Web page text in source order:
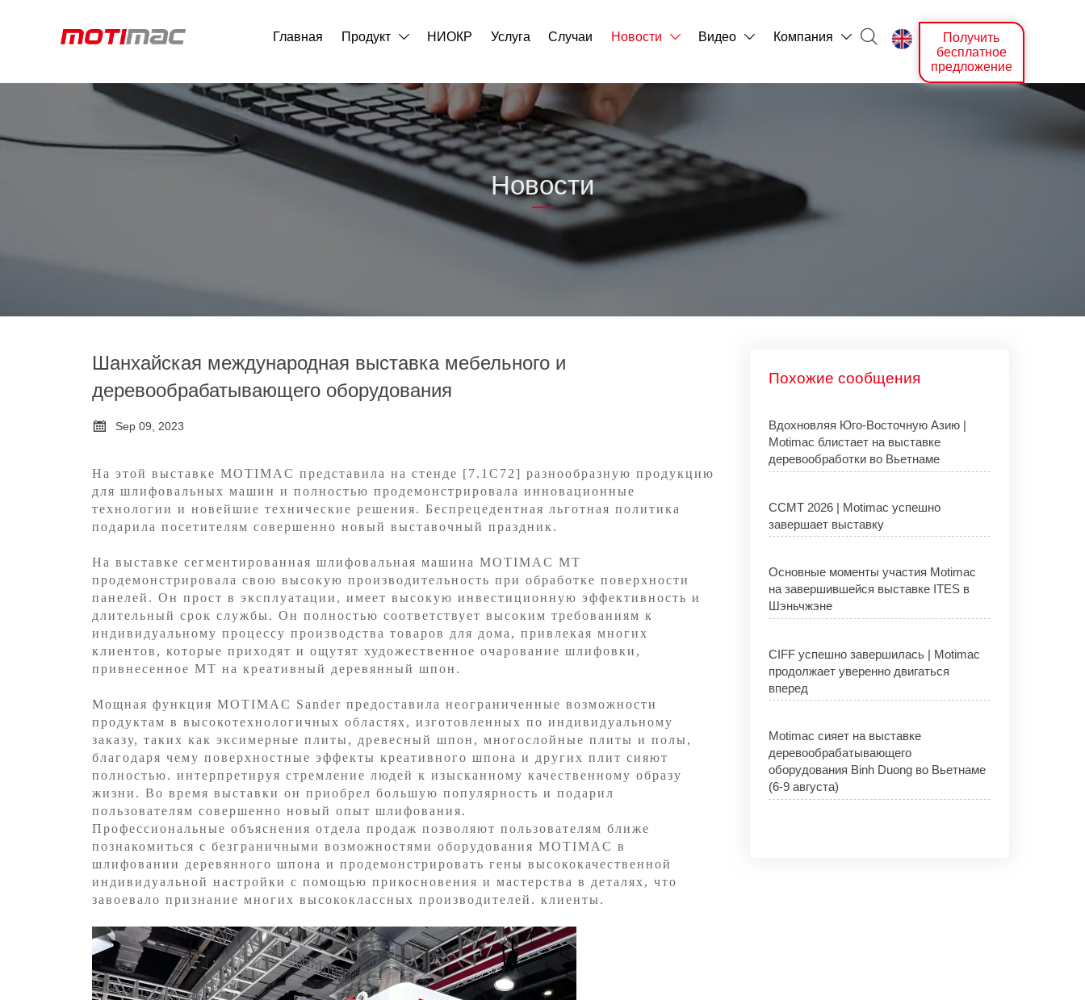
Главная Продукт  НИОКР Услуга Случаи Новости  Видео  Компания   
Получить
бесплатное
предложение
Новости
Шанхайская международная выставка мебельного и
деревообрабатывающего оборудования
 Sep 09, 2023
На этой выставке MOTIMAC представила на стенде [7.1C72] разнообразную продукцию
для шлифовальных машин и полностью продемонстрировала инновационные
технологии и новейшие технические решения. Беспрецедентная льготная политика
подарила посетителям совершенно новый выставочный праздник.
На выставке сегментированная шлифовальная машина MOTIMAC MT
продемонстрировала свою высокую производительность при обработке поверхности
панелей. Он прост в эксплуатации, имеет высокую инвестиционную эффективность и
длительный срок службы. Он полностью соответствует высоким требованиям к
индивидуальному процессу производства товаров для дома, привлекая многих
клиентов, которые приходят и ощутят художественное очарование шлифовки,
привнесенное MT на креативный деревянный шпон.
Мощная функция MOTIMAC Sander предоставила неограниченные возможности
продуктам в высокотехнологичных областях, изготовленных по индивидуальному
заказу, таких как эксимерные плиты, древесный шпон, многослойные плиты и полы,
благодаря чему поверхностные эффекты креативного шпона и других плит сияют
полностью. интерпретируя стремление людей к изысканному качественному образу
жизни. Во время выставки он приобрел большую популярность и подарил
пользователям совершенно новый опыт шлифования.
Профессиональные объяснения отдела продаж позволяют пользователям ближе
познакомиться с безграничными возможностями оборудования MOTIMAC в
шлифовании деревянного шпона и продемонстрировать гены высококачественной
индивидуальной настройки с помощью прикосновения и мастерства в деталях, что
завоевало признание многих высококлассных производителей. клиенты.
Похожие сообщения
Вдохновляя Юго-Восточную Азию |
Motimac блистает на выставке
деревообработки во Вьетнаме
CCMT 2026 | Motimac успешно
завершает выставку
Основные моменты участия Motimac
на завершившейся выставке ITES в
Шэньчжэне
CIFF успешно завершилась | Motimac
продолжает уверенно двигаться
вперед
Motimac сияет на выставке
деревообрабатывающего
оборудования Binh Duong во Вьетнаме
(6-9 августа)